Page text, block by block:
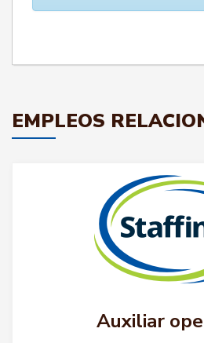
EMPLEOS
Auxiliar